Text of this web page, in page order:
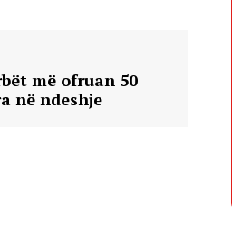
më ofruan 50
në ndeshje